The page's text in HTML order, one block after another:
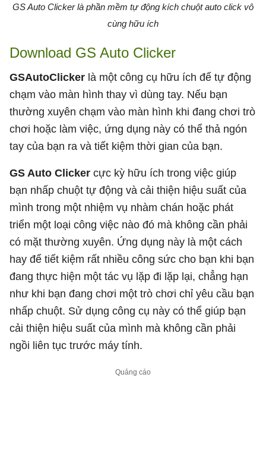
GS Auto Clicker là phần mềm tự động kích chuột auto click vô
cùng hữu ích
Download GS Auto Clicker
GSAutoClicker là một công cụ hữu ích để tự động
chạm vào màn hình thay vì dùng tay. Nếu bạn
thường xuyên chạm vào màn hình khi đang chơi trò
chơi hoặc làm việc, ứng dụng này có thể thả ngón
tay của bạn ra và tiết kiệm thời gian của bạn.
GS Auto Clicker cực kỳ hữu ích trong việc giúp
bạn nhấp chuột tự động và cải thiện hiệu suất của
mình trong một nhiệm vụ nhàm chán hoặc phát
triển một loại công việc nào đó mà không cần phải
có mặt thường xuyên. Ứng dụng này là một cách
hay để tiết kiệm rất nhiều công sức cho bạn khi bạn
đang thực hiện một tác vụ lặp đi lặp lại, chẳng hạn
như khi bạn đang chơi một trò chơi chỉ yêu cầu bạn
nhấp chuột. Sử dụng công cụ này có thể giúp bạn
cải thiện hiệu suất của mình mà không cần phải
ngồi liên tục trước máy tính.